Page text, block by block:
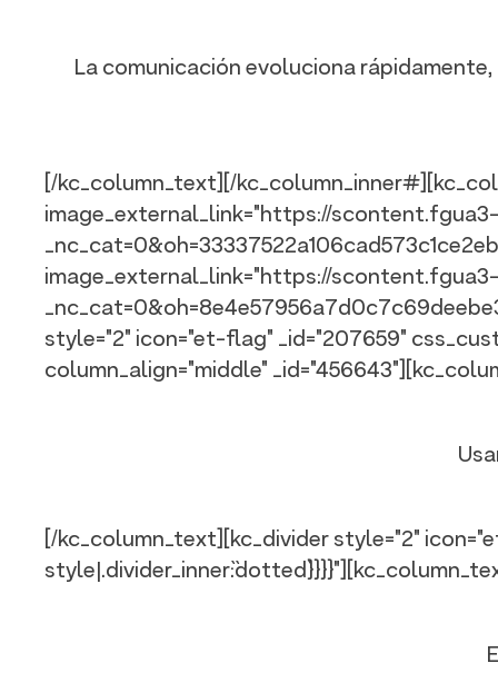
La comunicación evoluciona
[/kc_column_text][/
image_external_link="https://
image_external_link="https://
style="2" icon="et-flag" _id="207659"
column_align="middle"
[/kc_column_text][kc_divider style="2"